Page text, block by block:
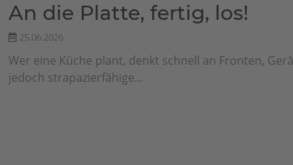
An die Platte, fertig, los!
25.06.2026
Wer eine Küche plant, denkt schnell an Fronten,
jedoch strapazierfähige...